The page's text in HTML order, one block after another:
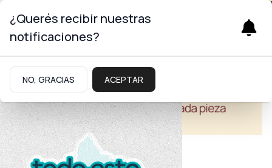
¿Querés recibir nuestras
notificaciones?
NO, GRACIAS ACEPTAR